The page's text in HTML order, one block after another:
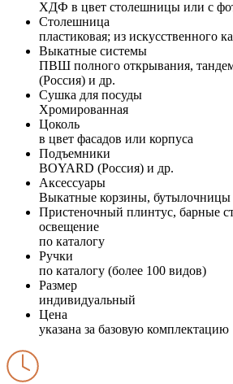
ХДФ в цвет столешницы или с
Столешница
пластиковая; из искусственного
Выкатные системы
ПВШ полного открывания,
(Россия) и др.
Сушка для посуды
Хромированная
Цоколь
в цвет фасадов или корпуса
Подъемники
BOYARD (Россия) и др.
Аксессуары
Выкатные корзины, бутылочницы
Пристеночный плинтус, барные
освещение
по каталогу
Ручки
по каталогу (более 100 видов)
Размер
индивидуальный
Цена
указана за базовую комплектацию